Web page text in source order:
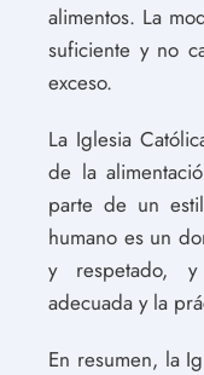
alimentos. La
suficiente y no
exceso.
La Iglesia
de la
parte de un
humano es un
y respetado,
adecuada y la
En resumen, la